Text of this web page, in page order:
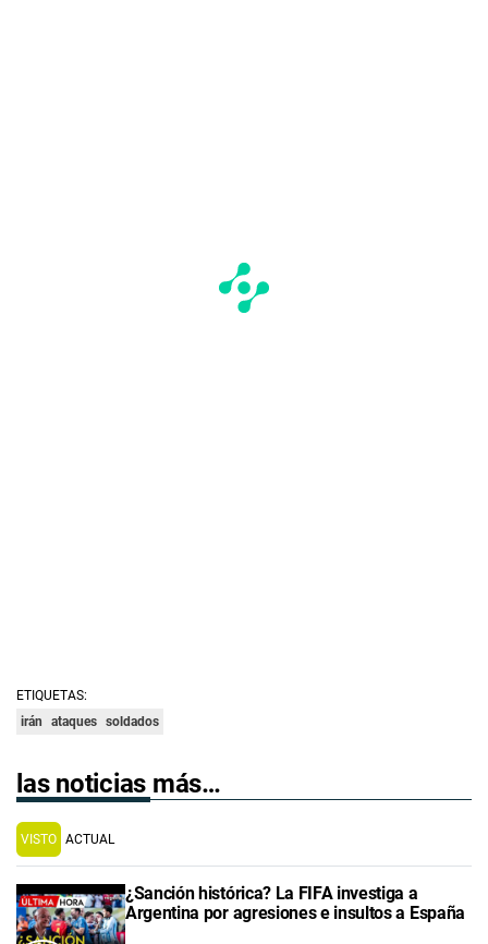
ETIQUETAS:
irán
ataques soldados
las noticias más…
VISTO ACTUAL
¿Sanción histórica? La FIFA investiga a
Argentina por agresiones e insultos a España